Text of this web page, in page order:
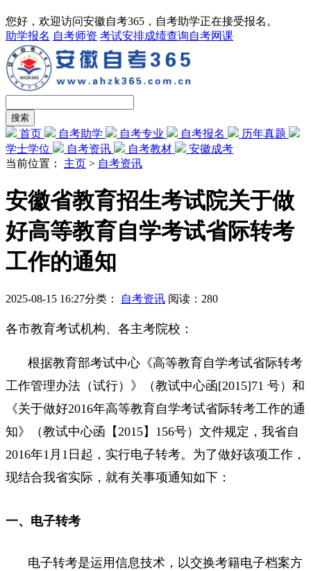
您好，欢迎访问安徽自考365，自考助学正在接受报名。
助学报名 自考师资 考试安排成绩查询自考网课
首页 自考助学 自考专业 自考报名
历年真题
学士学位
自考资讯 自考教材
安徽成考
当前位置： 主页 > 自考资讯
安徽省教育招生考试院关于做
好高等教育自学考试省际转考
工作的通知
2025-08-15 16:27分类： 自考资讯 阅读： 280
各市教育考试机构、各主考院校：
根据教育部考试中心《高等教育自学考试省际转考
工作管理办法（试行）》（教试中心函[2015]71 号）和
《关于做好2016年高等教育自学考试省际转考工作的通
知》（教试中心函【2015】156号）文件规定，我省自
2016年1月1日起，实行电子转考。为了做好该项工作，
现结合我省实际，就有关事项通知如下：
一、电子转考
电子转考是运用信息技术，以交换考籍电子档案方